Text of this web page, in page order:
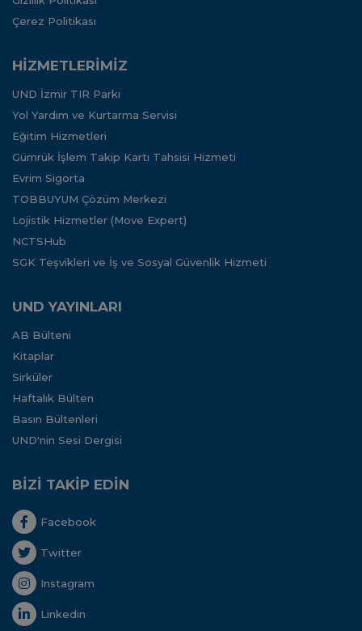
Çerez Politikası
HİZMETLERİMİZ
UND İzmir TIR Parkı
Yol Yardım ve Kurtarma Servisi
Eğitim Hizmetleri
Gümrük İşlem Takip Kartı Tahsisi Hizmeti
Evrim Sigorta
TOBBUYUM Çözüm Merkezi
Lojistik Hizmetler (Move Expert)
NCTSHub
SGK Teşvikleri ve İş ve Sosyal Güvenlik Hizmeti
UND YAYINLARI
AB Bülteni
Kitaplar
Sirküler
Haftalık Bülten
Basın Bültenleri
UND'nin Sesi Dergisi
BİZİ TAKİP EDİN
Facebook
Twitter
Instagram
Linkedin